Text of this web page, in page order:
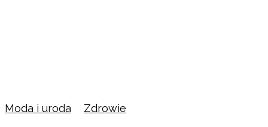
Moda i uroda Zdrowie